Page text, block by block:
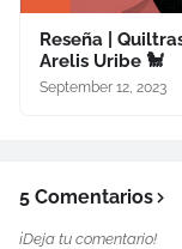
Reseña |
Arelis Uribe 🐩
September 12, 2023
5 Comentarios
¡Deja tu comentario!